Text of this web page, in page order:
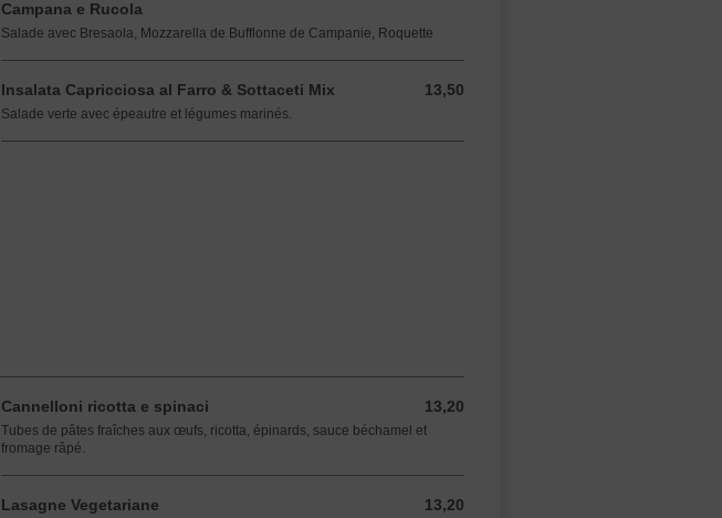
Campana e Rucola
Salade avec Bresaola, Mozzarella de Bufflonne de Campanie, Roquette
Insalata Capricciosa al Farro & Sottaceti Mix 13,50
13,50 EUR
Salade verte avec épeautre et légumes marinés.
Cannelloni ricotta e spinaci 13,20
13,20 EUR
Tubes de pâtes fraîches aux œufs, ricotta, épinards, sauce béchamel et
fromage râpé.
Lasagne Vegetariane 13,20
13,20 EUR